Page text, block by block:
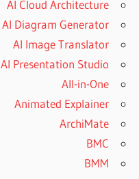
AI Cloud Architecture
AI Diagram Generator
AI Image Translator
AI Presentation Studio
All-in-One
Animated Explainer
ArchiMate
BMC
BMM